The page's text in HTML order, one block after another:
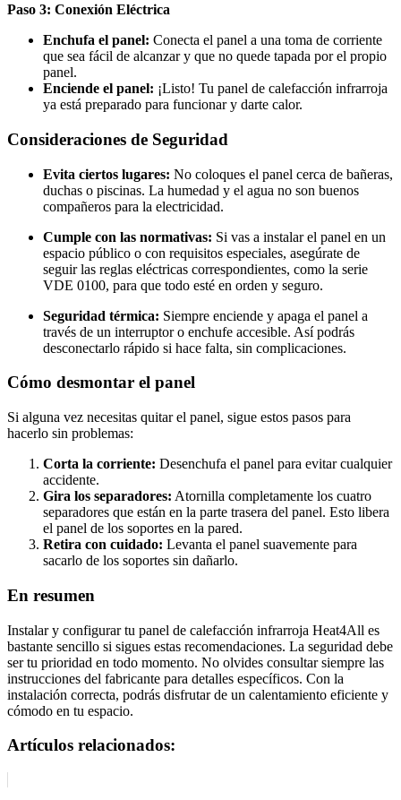
Paso 3: Conexión Eléctrica
Enchufa el panel: Conecta el panel a una toma de corriente
que sea fácil de alcanzar y que no quede tapada por el propio
panel.
Enciende el panel: ¡Listo! Tu panel de calefacción infrarroja
ya está preparado para funcionar y darte calor.
Consideraciones de Seguridad
Evita ciertos lugares: No coloques el panel cerca de bañeras,
duchas o piscinas. La humedad y el agua no son buenos
compañeros para la electricidad.
Cumple con las normativas: Si vas a instalar el panel en un
espacio público o con requisitos especiales, asegúrate de
seguir las reglas eléctricas correspondientes, como la serie
VDE 0100, para que todo esté en orden y seguro.
Seguridad térmica: Siempre enciende y apaga el panel a
través de un interruptor o enchufe accesible. Así podrás
desconectarlo rápido si hace falta, sin complicaciones.
Cómo desmontar el panel
Si alguna vez necesitas quitar el panel, sigue estos pasos para
hacerlo sin problemas:
Corta la corriente: Desenchufa el panel para evitar cualquier
accidente.
Gira los separadores: Atornilla completamente los cuatro
separadores que están en la parte trasera del panel. Esto libera
el panel de los soportes en la pared.
Retira con cuidado: Levanta el panel suavemente para
sacarlo de los soportes sin dañarlo.
En resumen
Instalar y configurar tu panel de calefacción infrarroja Heat4All es
bastante sencillo si sigues estas recomendaciones. La seguridad debe
ser tu prioridad en todo momento. No olvides consultar siempre las
instrucciones del fabricante para detalles específicos. Con la
instalación correcta, podrás disfrutar de un calentamiento eficiente y
cómodo en tu espacio.
Artículos relacionados: